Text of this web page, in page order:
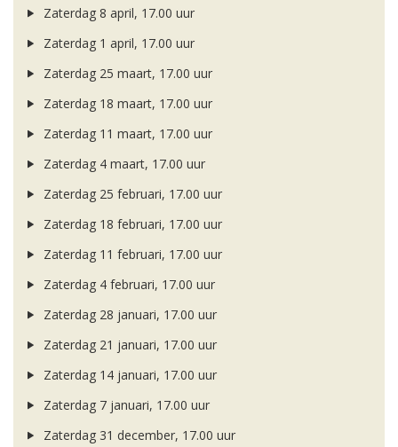
Zaterdag 8 april, 17.00 uur
Zaterdag 1 april, 17.00 uur
Zaterdag 25 maart, 17.00 uur
Zaterdag 18 maart, 17.00 uur
Zaterdag 11 maart, 17.00 uur
Zaterdag 4 maart, 17.00 uur
Zaterdag 25 februari, 17.00 uur
Zaterdag 18 februari, 17.00 uur
Zaterdag 11 februari, 17.00 uur
Zaterdag 4 februari, 17.00 uur
Zaterdag 28 januari, 17.00 uur
Zaterdag 21 januari, 17.00 uur
Zaterdag 14 januari, 17.00 uur
Zaterdag 7 januari, 17.00 uur
Zaterdag 31 december, 17.00 uur